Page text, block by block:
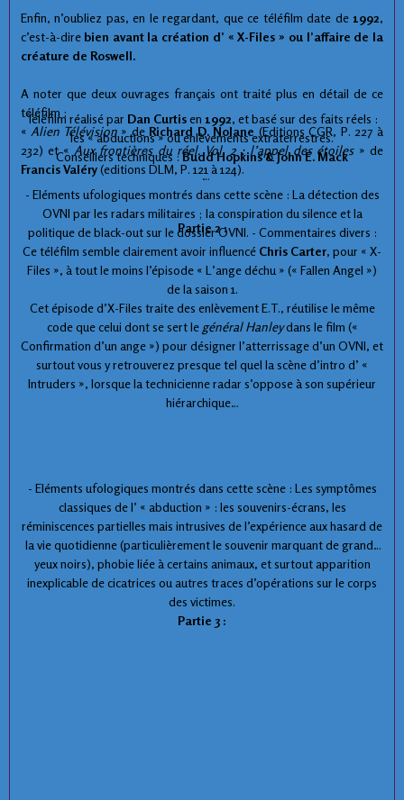
Enfin, n’oubliez pas, en le regardant, que ce téléfilm date de 1992,
c’est-à-dire bien avant la création d’ « X-Files » ou l’affaire de la
créature de Roswell.
A noter que deux ouvrages français ont traité plus en détail de ce
téléfilm :
« Alien Télévision » de Richard D. Nolane (Editions CGR, P. 227 à
232) et « Aux frontières du réel. Vol. 2 : l’appel des étoiles» de
Francis Valéry(editions DLM, P. 121 à 124).
Téléfilm réalisé par Dan Curtisen 1992, et basé sur des faits réels :
les « abductions » ou enlèvements extraterrestres.
Conseillers techniques :Budd Hopkins & John E. Mack
- Eléments ufologiques montrés dans cette scène : La détection des
OVNI par les radars militaires ; la conspiration du silence et la
politique de black-out sur le dossier OVNI. - Commentaires divers :
Ce téléfilm semble clairement avoir influencé Chris Carter, pour « X-
Files », à tout le moins l’épisode « L’ange déchu » (« Fallen Angel »)
de la saison 1.
Cet épisode d’X-Files traite des enlèvement E.T., réutilise le même
code que celui dont se sert le général Hanleydans le film («
Confirmation d’un ange ») pour désigner l’atterrissage d’un OVNI, et
surtout vous y retrouverez presque tel quel la scène d’intro d’ «
Intruders », lorsque la technicienne radar s’oppose à son supérieur
hiérarchique…
Partie 2 :
- Eléments ufologiques montrés dans cette scène : Les symptômes
classiques de l’ « abduction » : les souvenirs-écrans, les
réminiscences partielles mais intrusives de l’expérience aux hasard de
la vie quotidienne (particulièrement le souvenir marquant de grands
yeux noirs), phobie liée à certains animaux, et surtout apparition
inexplicable de cicatrices ou autres traces d’opérations sur le corps
des victimes.
Partie 3 :